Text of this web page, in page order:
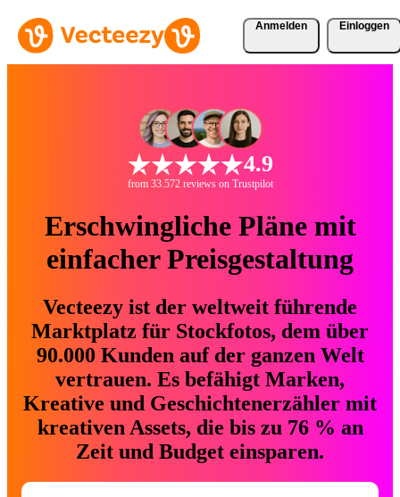
Anmelden Einloggen
4.9
from 33.572 reviews on Trustpilot
Erschwingliche Pläne mit
einfacher Preisgestaltung
Vecteezy ist der weltweit führende
Marktplatz für Stockfotos, dem über
90.000 Kunden auf der ganzen Welt
vertrauen. Es befähigt Marken,
Kreative und Geschichtenerzähler mit
kreativen Assets, die bis zu 76 % an
Zeit und Budget einsparen.